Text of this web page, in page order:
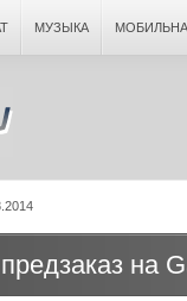
МУЗЫКА
на